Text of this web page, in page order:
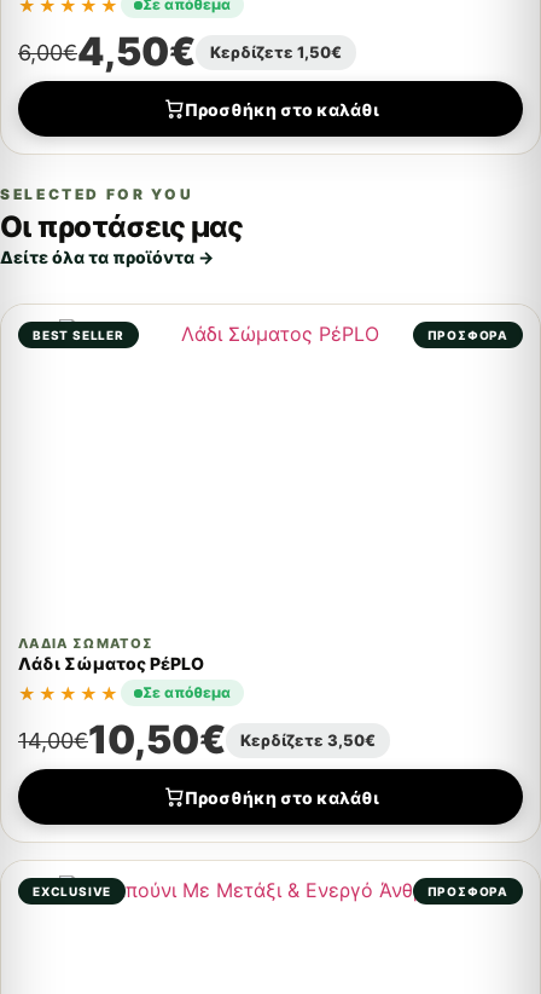
★★★★★ Σε απόθεμα
6,00€4,50€ Κερδίζετε 1,50€
Προσθήκη στο καλάθι
SELECTED FOR YOU
Οι προτάσεις μας
Δείτε όλα τα προϊόντα →
BEST SELLER ΠΡΟΣΦΟΡΑ
ΛΆΔΙΑ ΣΏΜΑΤΟΣ
Λάδι Σώματος PέPLO
★★★★★
Σε απόθεμα
14,00€10,50€ Κερδίζετε 3,50€
Προσθήκη στο καλάθι
EXCLUSIVE ΠΡΟΣΦΟΡΑ